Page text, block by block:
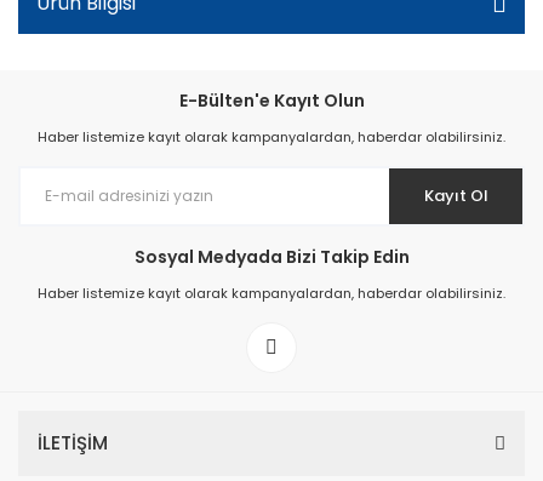
E-Bülten'e Kayıt Olun
Haber listemize kayıt olarak kampanyalardan, haberdar olabilirsiniz.
Kayıt Ol
Sosyal Medyada Bizi Takip Edin
Haber listemize kayıt olarak kampanyalardan, haberdar olabilirsiniz.
İLETİŞİM